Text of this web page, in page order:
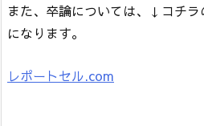
また、卒論については、↓コチ
になります。
レポートセル.com